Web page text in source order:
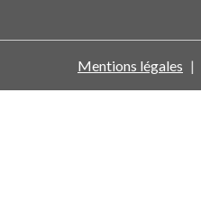
Mentions légales